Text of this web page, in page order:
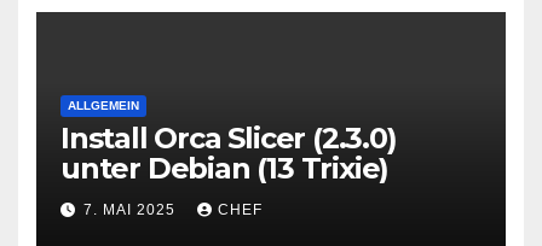
ALLGEMEIN
Install Orca Slicer (2.3.0)
unter Debian (13 Trixie)
7. MAI 2025 CHEF